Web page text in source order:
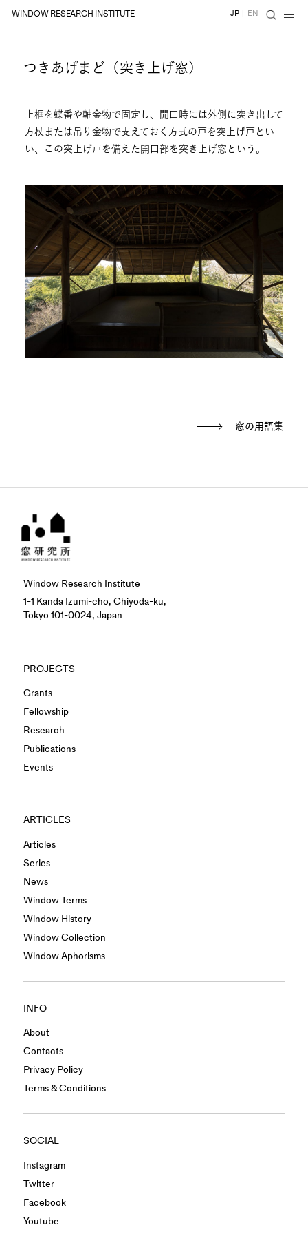
WINDOW RESEARCH INSTITUTE JP | EN
つきあげまど（突き上げ窓）
上框を蝶番や軸金物で固定し、開口時には外側に突き出して
方杖または吊り金物で支えておく方式の戸を突上げ戸とい
い、この突上げ戸を備えた開口部を突き上げ窓という。
窓の用語集
Window Research Institute
1-1 Kanda Izumi-cho, Chiyoda-ku,
Tokyo 101-0024, Japan
PROJECTS
Grants
Fellowship
Research
Publications
Events
ARTICLES
Articles
Series
News
Window Terms
Window History
Window Collection
Window Aphorisms
INFO
About
Contacts
Privacy Policy
Terms & Conditions
SOCIAL
Instagram
Twitter
Facebook
Youtube